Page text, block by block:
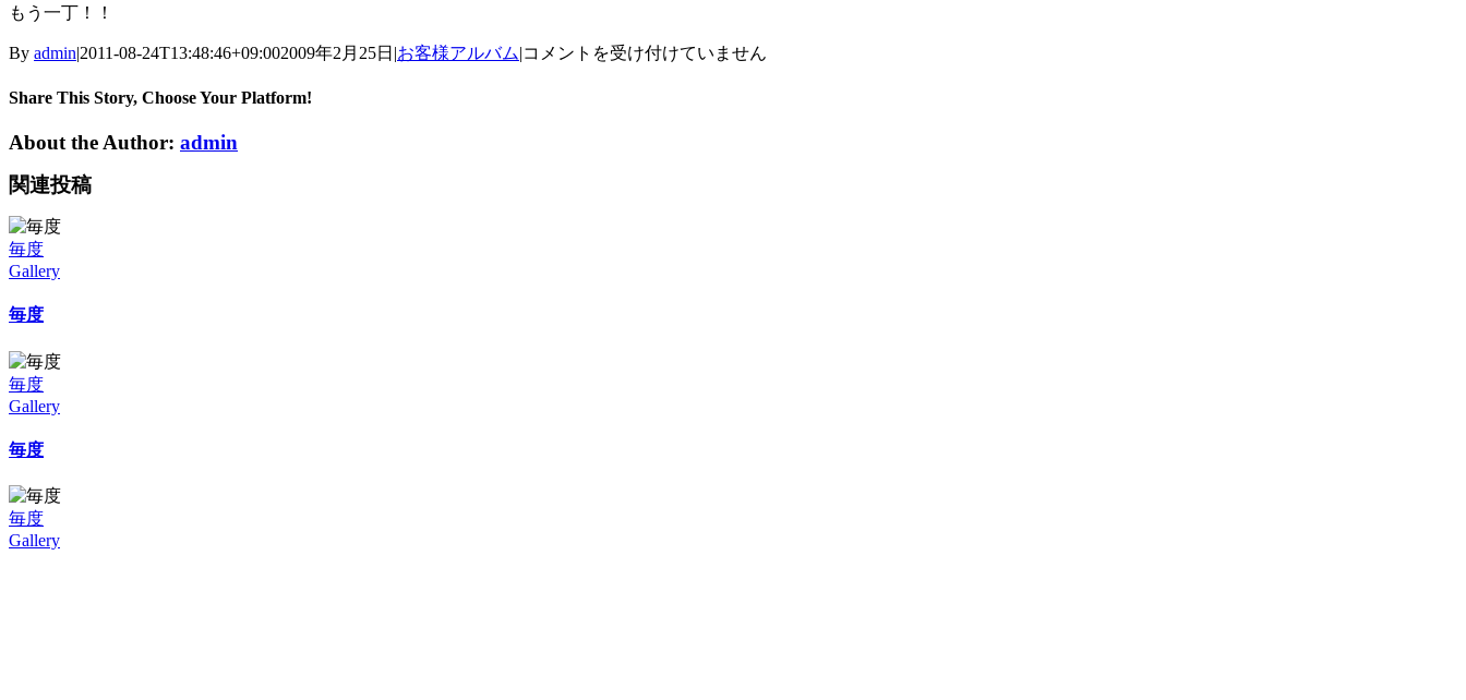
もう一丁！！
By admin|2011-08-24T13:48:46+09:002009年2月25日 |お客様アルバム|毎
コメントを受け付けていません
Share This Story, Choose Your Platform!
About the Author: admin
関連投稿
毎度
Gallery
毎度
毎度
Gallery
毎度
毎度
Gallery